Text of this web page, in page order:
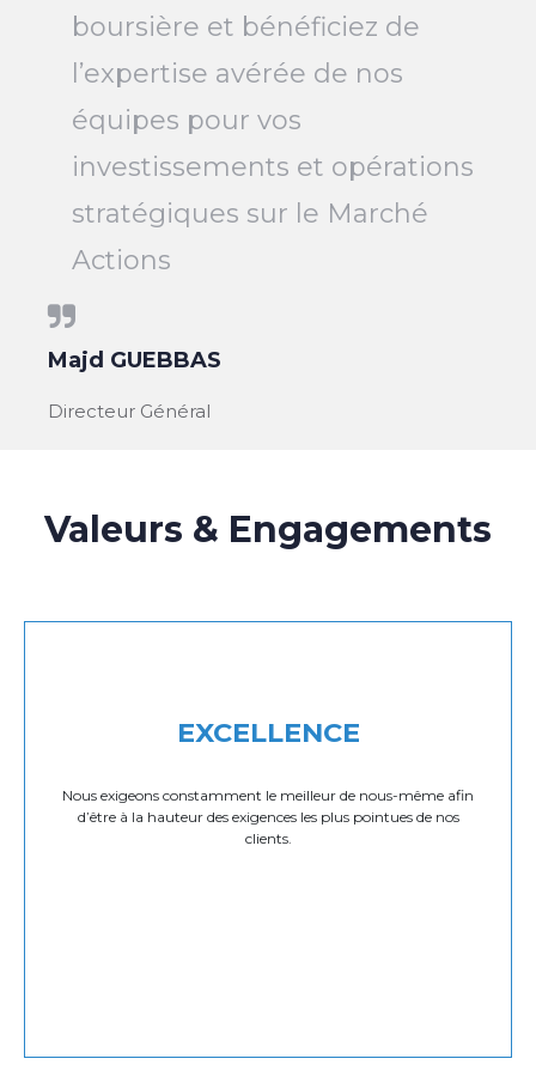
boursière et bénéficiez de
l’expertise avérée de nos
équipes pour vos
investissements et opérations
stratégiques sur le Marché
Actions
Majd GUEBBAS
Directeur Général
Valeurs & Engagements
EXCELLENCE
Nous exigeons constamment le meilleur de nous-même afin
d’être à la hauteur des exigences les plus pointues de nos
clients.